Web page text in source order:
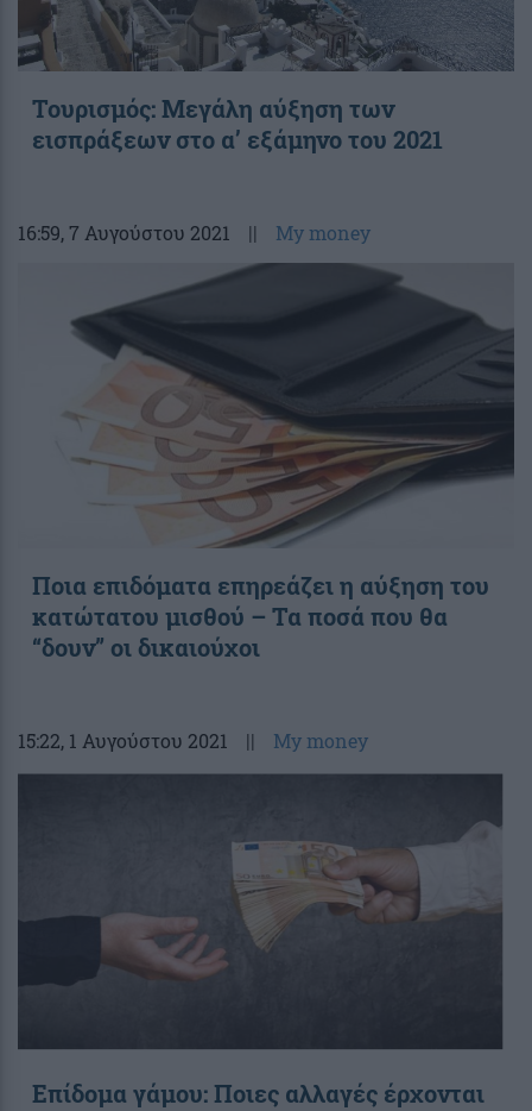
Τουρισμός: Μεγάλη αύξηση των
εισπράξεων στο α’ εξάμηνο του 2021
16:59, 7 Αυγούστου 2021 || My money
Ποια επιδόματα επηρεάζει η αύξηση του
κατώτατου μισθού – Τα ποσά που θα
“δουν” οι δικαιούχοι
15:22, 1 Αυγούστου 2021 || My money
Επίδομα γάμου: Ποιες αλλαγές έρχονται